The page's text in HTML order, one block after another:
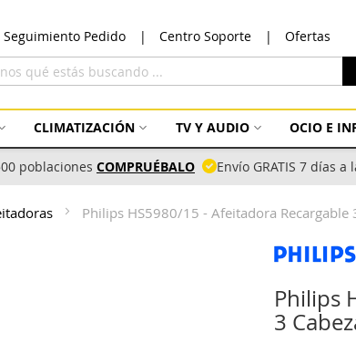
Seguimiento Pedido Centro Soporte Ofertas
CLIMATIZACIÓN TV Y AUDIO OCIO E
poblaciones COMPRUÉBALO Envío GRATIS 7 días a
Philips HS5980/15 - Afeitadora Recargable
Philips
3